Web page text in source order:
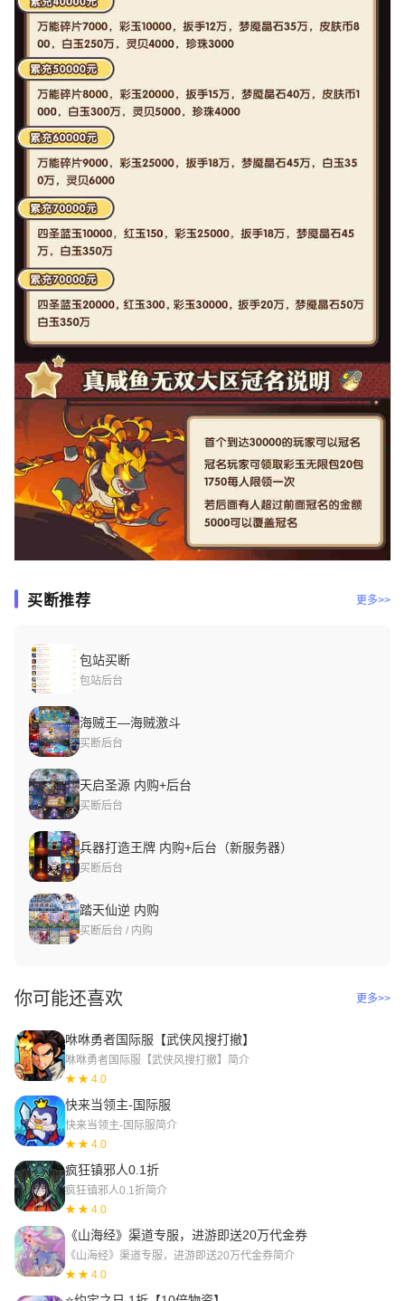
买断推荐 更多>>
包站买断
包站后台
海贼王—海贼激斗
买断后台
天启圣源 内购+后台
买断后台
兵器打造王牌 内购+后台（新服务器）
买断后台
踏天仙逆 内购
买断后台 / 内购
你可能还喜欢 更多>>
咻咻勇者国际服【武侠风搜打撤】
咻咻勇者国际服【武侠风搜打撤】简介
★ 4.0
快来当领主-国际服
快来当领主-国际服简介
★ 4.0
疯狂镇邪人0.1折
疯狂镇邪人0.1折简介
★ 4.0
《山海经》渠道专服，进游即送20万代金券
《山海经》渠道专服，进游即送20万代金券简介
★ 4.0